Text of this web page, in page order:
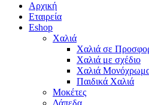
Αρχική
Εταιρεία
Eshop
Χαλιά
Χαλιά σε
Χαλιά με σχέδιο
Χαλιά
Παιδικά Χαλιά
Μοκέτες
Δάπεδα